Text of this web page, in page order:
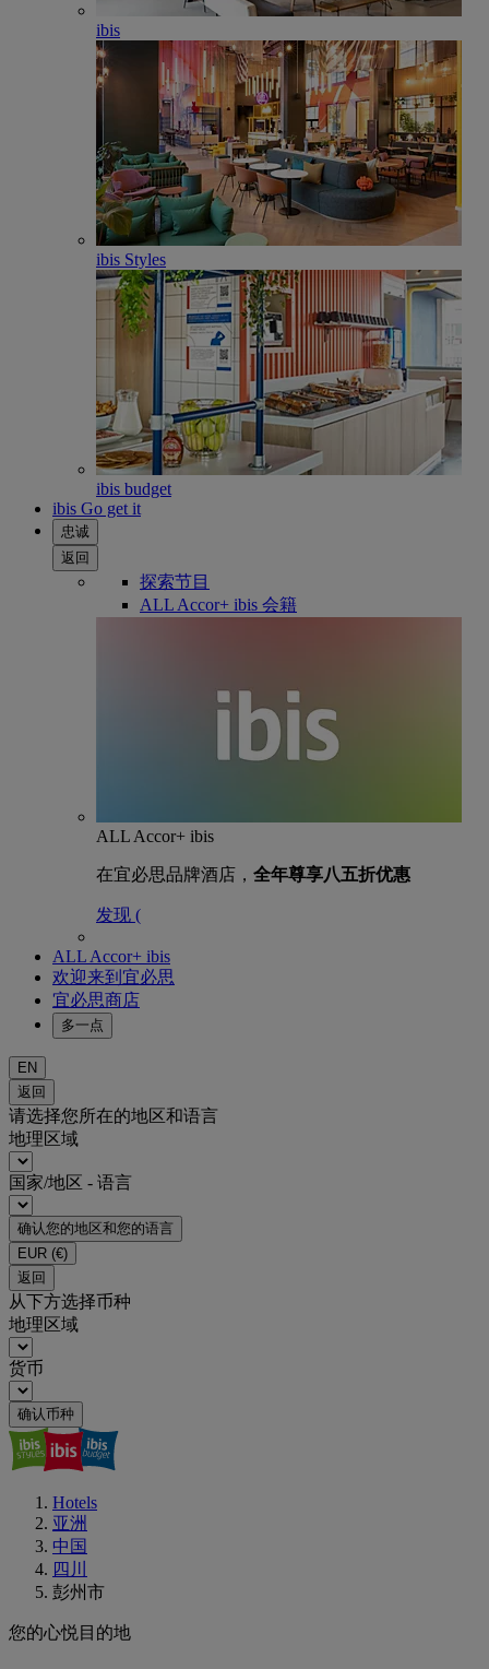
ibis
ibis Styles
ibis budget
ibis Go get it
忠诚
返回
探索节目
ALL Accor+ ibis 会籍
ALL Accor+ ibis
在宜必思品牌酒店， 全年尊享八五折优惠
发现 (
ALL Accor+ ibis
欢迎来到宜必思
宜必思商店
多一点
EN
返回
请选择您所在的地区和语言
地理区域
国家/地区 - 语言
确认您的地区和您的语言
EUR (€)
返回
从下方选择币种
地理区域
货币
确认币种
Hotels
亚洲
中国
四川
彭州市
您的心悦目的地